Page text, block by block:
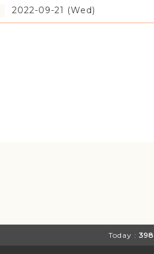
2022-09-21 (Wed)
Today : 398